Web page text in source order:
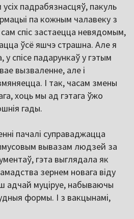
падрабязнасцяў, пакуль
па кожным чалавеку з
сам спіс застаецца невядомым,
ўсё яшчэ страшна. Але я
спісе падарункаў у гэтым
вызваленне, але і
І так, часам змены
хоць мы ад гэтага ўжо
гады.
пачалі суправаджацца
вывазам людзей за
гэта выглядала як
зернем новага віду
адчай муціруе, набываючы
формы. І з вакцынамі,